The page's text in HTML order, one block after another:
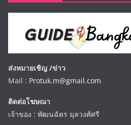
ส่งหมายเชิญ /ข่าว
Mail : Protuk.m@gmail.com
ติดต่อโฆษณา
เจ้าของ : พัฒนฉัตร มุลวงศ์ศรี